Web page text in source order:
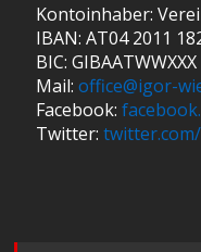
Kontoinhaber:
IBAN: AT04 2011
BIC: GIBAATWWXXX
Mail:office@igor-
Facebook:
Twitter: